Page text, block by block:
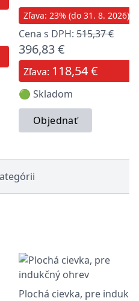
Zľava: 23% (do 31. 8. 2026)
Cena s DPH: 515,37 €
396,83 €
Zľava: 118,54 €
🟢 Skladom
Objednať
Plochá cievka, pre